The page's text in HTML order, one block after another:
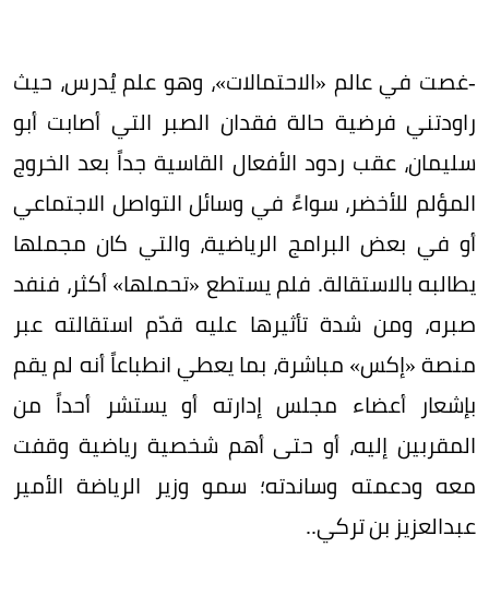
-غصت في عالم «الاحتمالات»، وهو علم يُدرس، حيث
راودتني فرضية حالة فقدان الصبر التي أصابت أبو
سليمان، عقب ردود الأفعال القاسية جداً بعد الخروج
المؤلم للأخضر، سواءً في وسائل التواصل الاجتماعي
أو في بعض البرامج الرياضية، والتي كان مجملها
يطالبه بالاستقالة. فلم يستطع «تحملها» أكثر، فنفد
صبره، ومن شدة تأثيرها عليه قدّم استقالته عبر
منصة «إكس» مباشرة، بما يعطي انطباعاً أنه لم يقم
بإشعار أعضاء مجلس إدارته أو يستشر أحداً من
المقربين إليه، أو حتى أهم شخصية رياضية وقفت
معه ودعمته وساندته؛ سمو وزير الرياضة الأمير
عبدالعزيز بن تركي..